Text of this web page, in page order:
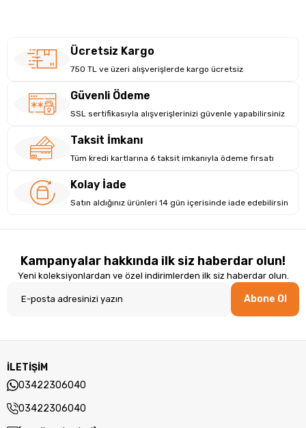
180° Otomatik Dönen Ekran
çelik mil)
Ücretsiz Kargo
750 TL ve üzeri alışverişlerde kargo ücretsiz
Güvenli Ödeme
SSL sertifikasıyla alışverişlerinizi güvenle yapabilirsiniz
Taksit İmkanı
Tüm kredi kartlarına 6 taksit imkanıyla ödeme fırsatı
Kolay İade
Satın aldığınız ürünleri 14 gün içerisinde iade edebilirsin
Kampanyalar hakkında ilk siz haberdar olun!
Yeni koleksiyonlardan ve özel indirimlerden ilk siz haberdar olun.
Abone Ol
İLETİŞİM
03422306040
03422306040